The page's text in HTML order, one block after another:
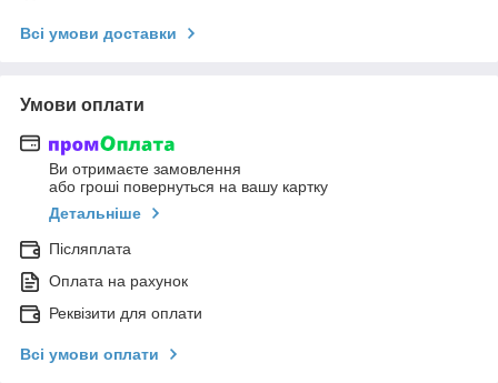
Всі умови доставки
Умови оплати
Ви отримаєте замовлення
або гроші повернуться на вашу картку
Детальніше
Післяплата
Оплата на рахунок
Реквізити для оплати
Всі умови оплати